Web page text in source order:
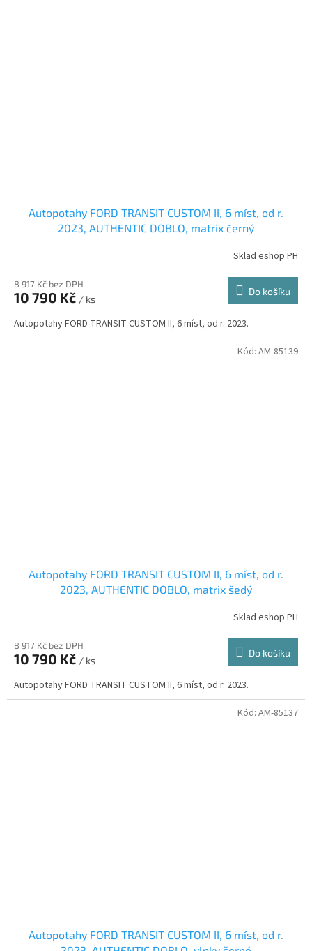
Autopotahy FORD TRANSIT CUSTOM II, 6 míst, od r.
2023, AUTHENTIC DOBLO, matrix černý
Sklad eshop PH
8 917 Kč bez DPH
10 790 Kč / ks
Do košíku
Autopotahy FORD TRANSIT CUSTOM II, 6 míst, od r. 2023.
Autopotahy FORD TRANSIT CUSTOM II, 6 míst, od r.
2023, AUTHENTIC DOBLO, matrix šedý
Sklad eshop PH
8 917 Kč bez DPH
10 790 Kč / ks
Do košíku
Autopotahy FORD TRANSIT CUSTOM II, 6 míst, od r. 2023.
Kód: AM-85139
Autopotahy FORD TRANSIT CUSTOM II, 6 míst, od r.
Kód: AM-85137